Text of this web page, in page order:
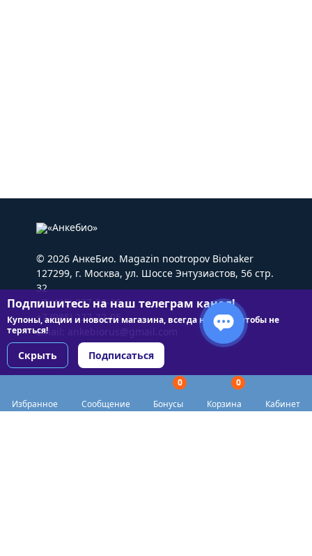
Избранное Сообщение
0
Бонусы
0
Корзина
Кабинет
© 2026 АнкеБио. Magazin nootropov Biohaker
127299, г. Москва, ул. Шоссе Энтузиастов, 56 стр.
32
+7 (495) 227-22-05
+7 (985) 227-22-05
Email: ankebiorus@gmail.com
Подпишитесь на наш телеграм канал!
Купоны, акции и новости магазина, всегда на связи чтобы не
теряться!
Скрыть Подписаться